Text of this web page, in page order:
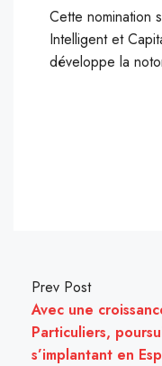
Cette nomination
Intelligent et
développe la
Prev Post
Avec une
Particuliers,
s’implantant en